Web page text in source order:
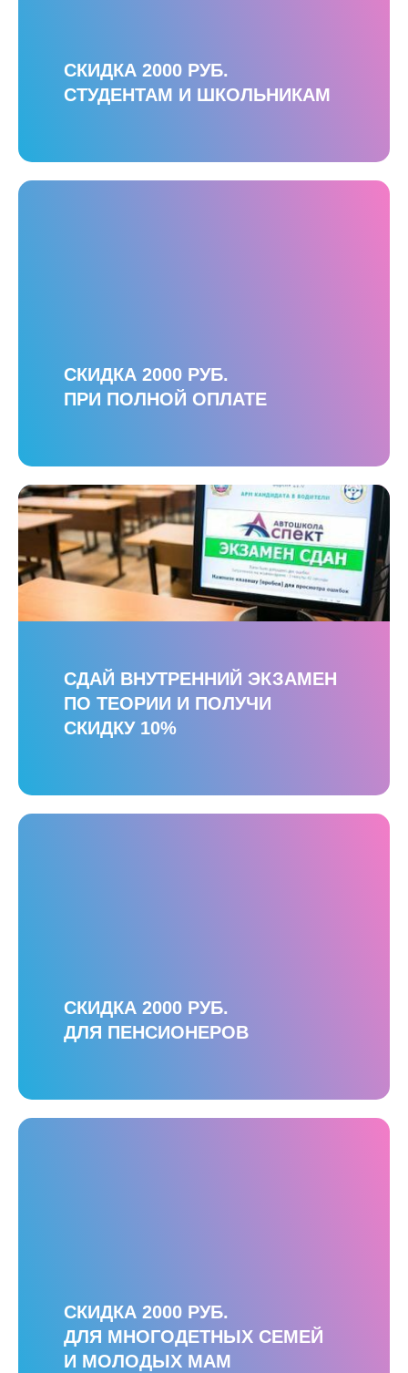
СКИДКА 2000 РУБ.
СТУДЕНТАМ И ШКОЛЬНИКАМ
СКИДКА 2000 РУБ.
ПРИ ПОЛНОЙ ОПЛАТЕ
СДАЙ ВНУТРЕННИЙ ЭКЗАМЕН
ПО ТЕОРИИ И ПОЛУЧИ
СКИДКУ 10%
СКИДКА 2000 РУБ.
ДЛЯ ПЕНСИОНЕРОВ
СКИДКА 2000 РУБ.
ДЛЯ МНОГОДЕТНЫХ СЕМЕЙ
И МОЛОДЫХ МАМ